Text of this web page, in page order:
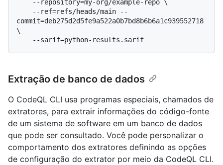
commit=deb275d2d5fe9a522a0b7bd8b6b6a1c939552718
\
Extração de banco de dados
O CodeQL CLI usa programas especiais, chamados de
extratores, para extrair informações do código-fonte
de um sistema de software em um banco de dados
que pode ser consultado. Você pode personalizar o
comportamento dos extratores definindo as opções
de configuração do extrator por meio da CodeQL CLI.